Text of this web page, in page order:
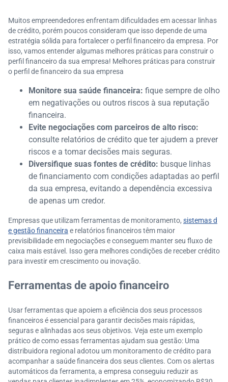
Muitos empreendedores enfrentam dificuldades em acessar linhas
de crédito, porém poucos consideram que isso depende de uma
estratégia sólida para fortalecer o perfil financeiro da empresa. Por
isso, vamos entender algumas melhores práticas para construir o
perfil financeiro da sua empresa! Melhores práticas para construir
o perfil de financeiro da sua empresa
Monitore sua saúde financeira: fique sempre de olho
em negativações ou outros riscos à sua reputação
financeira.
Evite negociações com parceiros de alto risco:
consulte relatórios de crédito que ter ajudem a prever
riscos e a tomar decisões mais seguras.
Diversifique suas fontes de crédito: busque linhas
de financiamento com condições adaptadas ao perfil
da sua empresa, evitando a dependência excessiva
de apenas um credor.
Empresas que utilizam ferramentas de monitoramento, sistemas d
e gestão financeira e relatórios financeiros têm maior
previsibilidade em negociações e conseguem manter seu fluxo de
caixa mais estável. Isso gera melhores condições de receber crédito
para investir em crescimento ou inovação.
Ferramentas de apoio financeiro
Usar ferramentas que apoiem a eficiência dos seus processos
financeiros é essencial para garantir decisões mais rápidas,
seguras e alinhadas aos seus objetivos. Veja este um exemplo
prático de como essas ferramentas ajudam sua gestão: Uma
distribuidora regional adotou um monitoramento de crédito para
acompanhar a saúde financeira dos seus clientes. Com os alertas
automáticos da ferramenta, a empresa conseguiu reduzir as